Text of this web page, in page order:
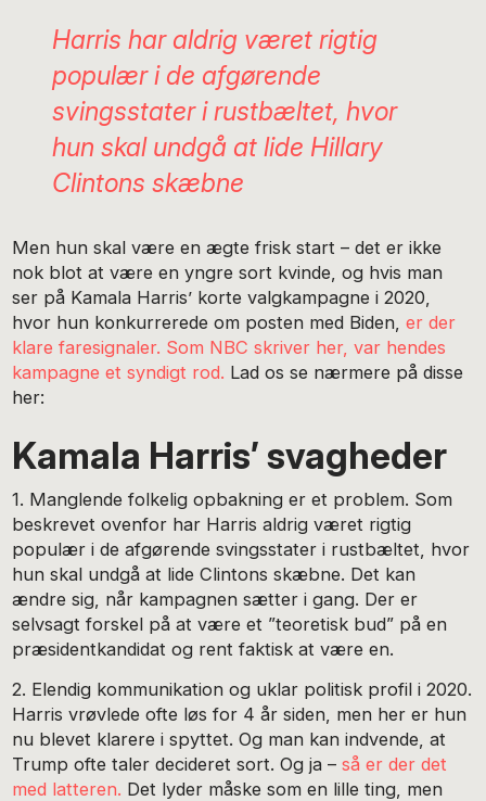
Harris har aldrig været rigtig
populær i de afgørende
svingsstater i rustbæltet, hvor
hun skal undgå at lide Hillary
Clintons skæbne
Men hun skal være en ægte frisk start – det er ikke
nok blot at være en yngre sort kvinde, og hvis man
ser på Kamala Harris’ korte valgkampagne i 2020,
hvor hun konkurrerede om posten med Biden,er der
klare faresignaler. Som NBC skriver her, var hendes
kampagne et syndigt rod. Lad os se nærmere på disse
her:
Kamala Harris’ svagheder
1. Manglende folkelig opbakning er et problem. Som
beskrevet ovenfor har Harris aldrig været rigtig
populær i de afgørende svingsstater i rustbæltet, hvor
hun skal undgå at lide Clintons skæbne. Det kan
ændre sig, når kampagnen sætter i gang. Der er
selvsagt forskel på at være et ”teoretisk bud” på en
præsidentkandidat og rent faktisk at være en.
2. Elendig kommunikation og uklar politisk profil i 2020.
Harris vrøvlede ofte løs for 4 år siden, men her er hun
nu blevet klarere i spyttet. Og man kan indvende, at
Trump ofte taler decideret sort. Og ja –så er der det
med latteren. Det lyder måske som en lille ting, men